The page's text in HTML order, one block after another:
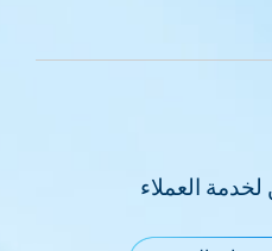
العملاء